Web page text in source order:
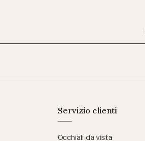
Servizio clienti
Occhiali da vista